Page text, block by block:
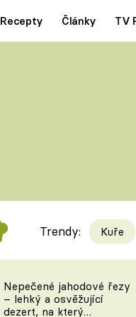
Recepty Články TV
Videorecepty
TEĎ VAŘÍ ŠÉF!
Trendy: Kuře
Nepečené jahodové řezy
– lehký a osvěžující
dezert, na který